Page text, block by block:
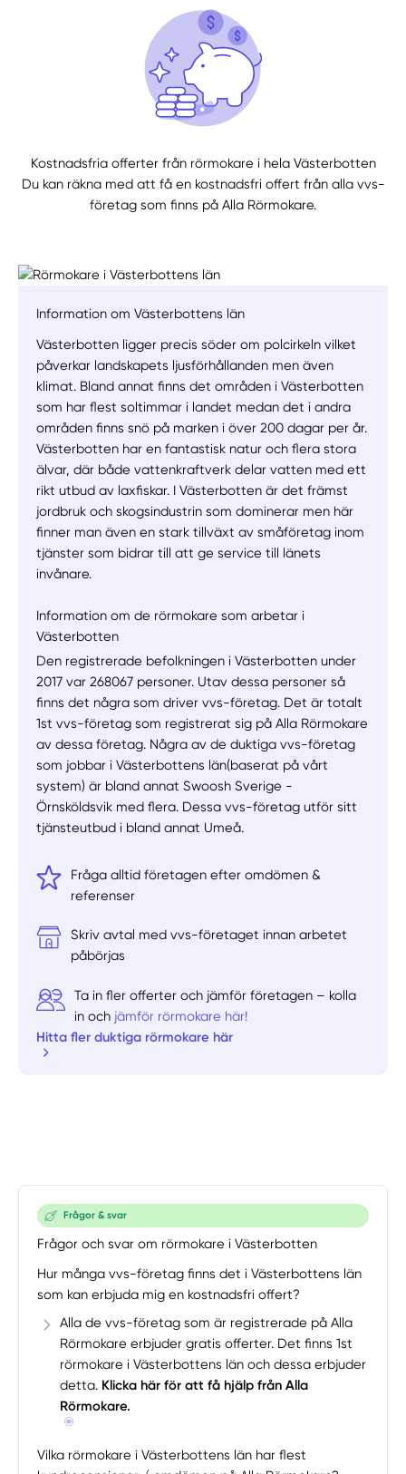
Kostnadsfria offerter från rörmokare i hela Västerbotten
Du kan räkna med att få en kostnadsfri offert från alla vvs-
företag som finns på Alla Rörmokare.
Information om Västerbottens län
Västerbotten ligger precis söder om polcirkeln vilket
påverkar landskapets ljusförhållanden men även
klimat. Bland annat finns det områden i Västerbotten
som har flest soltimmar i landet medan det i andra
områden finns snö på marken i över 200 dagar per år.
Västerbotten har en fantastisk natur och flera stora
älvar, där både vattenkraftverk delar vatten med ett
rikt utbud av laxfiskar. I Västerbotten är det främst
jordbruk och skogsindustrin som dominerar men här
finner man även en stark tillväxt av småföretag inom
tjänster som bidrar till att ge service till länets
invånare.
Information om de rörmokare som arbetar i
Västerbotten
Den registrerade befolkningen i Västerbotten under
2017 var 268067 personer. Utav dessa personer så
finns det några som driver vvs-företag. Det är totalt
1st vvs-företag som registrerat sig på Alla Rörmokare
av dessa företag. Några av de duktiga vvs-företag
som jobbar i Västerbottens län(baserat på vårt
system) är bland annat Swoosh Sverige -
Örnsköldsvik med flera. Dessa vvs-företag utför sitt
tjänsteutbud i bland annat Umeå.
Fråga alltid företagen efter omdömen &
referenser
Skriv avtal med vvs-företaget innan arbetet
påbörjas
Ta in fler offerter och jämför företagen – kolla
in och jämför rörmokare här!
Hitta fler duktiga rörmokare här
Frågor & svar
Frågor och svar om rörmokare i Västerbotten
Hur många vvs-företag finns det i Västerbottens län
som kan erbjuda mig en kostnadsfri offert?
Alla de vvs-företag som är registrerade på Alla
Rörmokare erbjuder gratis offerter. Det finns 1st
rörmokare i Västerbottens län och dessa erbjuder
detta. Klicka här för att få hjälp från Alla
Rörmokare.
Vilka rörmokare i Västerbottens län har flest